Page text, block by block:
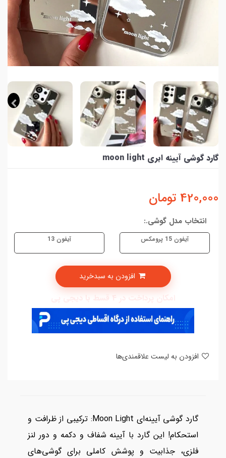
گارد گوشی آیینه ابری moon light
420,000 تومان
انتخاب مدل گوشی.:
آیفون 15 پرومکس آیفون 13
امکان پرداخت در 4 قسط با دیجی پی
گارد گوشی آیینه‌ای Moon Light: ترکیبی از ظرافت و
استحکام! این گارد با آیینه شفاف و دکمه و دور لنز
فلزی، جذابیت و پوشش کاملی برای گوشی‌های